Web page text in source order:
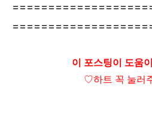
이 포스팅이 도움
♡하트 꼭 눌러